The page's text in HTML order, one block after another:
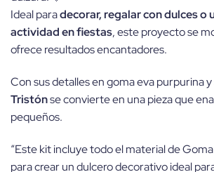
Ideal paradecorar, regalar con dulces o
actividad en fiestas, este proyecto se
ofrece resultados encantadores.
Con sus detalles en goma eva purpurina
Tristónse convierte en una pieza que
pequeños.
“Este kit incluye todo el material de
para crear un dulcero decorativo ideal